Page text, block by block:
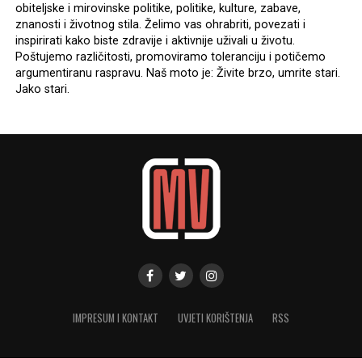
obiteljske i mirovinske politike, politike, kulture, zabave,
znanosti i životnog stila. Želimo vas ohrabriti, povezati i
inspirirati kako biste zdravije i aktivnije uživali u životu.
Poštujemo različitosti, promoviramo toleranciju i potičemo
argumentiranu raspravu. Naš moto je: Živite brzo, umrite stari.
Jako stari.
IMPRESUM I KONTAKT UVJETI KORIŠTENJA RSS